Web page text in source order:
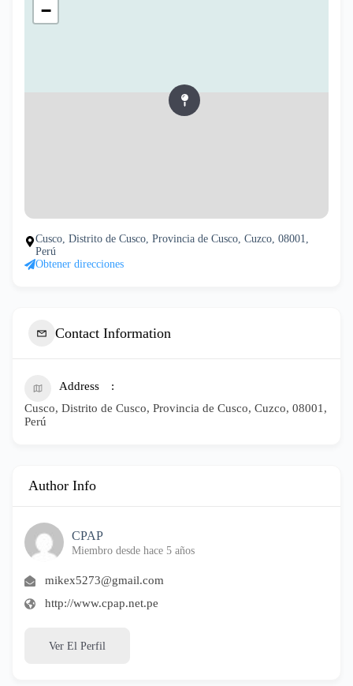
−
Cusco, Distrito de Cusco, Provincia de Cusco, Cuzco, 08001,
Perú
Obtener direcciones
Contact Information
Address
Cusco, Distrito de Cusco, Provincia de Cusco, Cuzco, 08001,
Perú
Author Info
CPAP
Miembro desde hace 5 años
mikex5273@gmail.com
http://www.cpap.net.pe
Ver El Perfil